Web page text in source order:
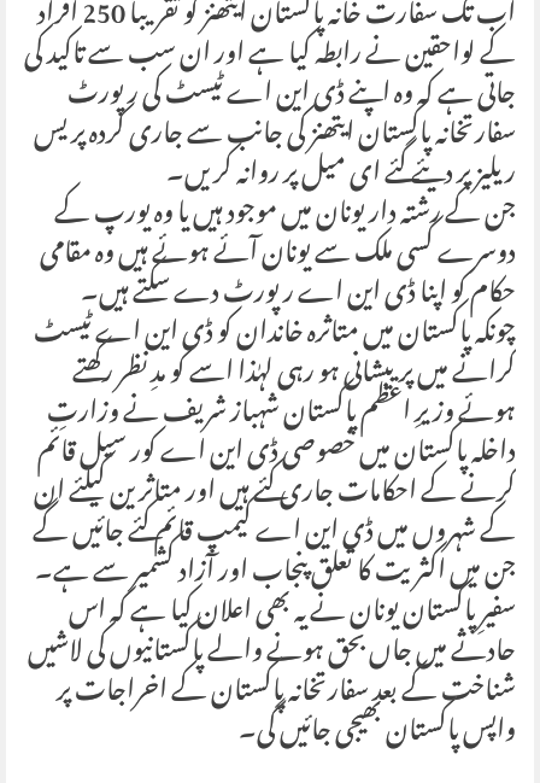
کے لواحقین نے رابطہ کیا ہے اور ان سب سے تاکید کی
جاتی ہے کہ وہ اپنے ڈی این اے ٹیسٹ کی رپورٹ
سفارتخانہ پاکستان ایتھنز کی جانب سے جاری کردہ پریس
ریلیز پر دیئے گئے ای میل پر روانہ کریں۔
جن کے رشتہ دار یونان میں موجود ہیں یا وہ یورپ کے
دوسرے کسی ملک سے یونان آئے ہوئے ہیں وہ مقامی
حکام کو اپنا ڈی این اے رپورٹ دے سکتے ہیں۔
چونکہ پاکستان میں متاثرہ خاندان کو ڈی این اے ٹیسٹ
کرانے میں پرییشانی ہو رہی لہٰذا اسے کو مدِ نظر رکھتے
ہوئے وزیرِ اعظم پاکستان شہباز شریف نے وزارتِ
داخلہ پاکستان میں خصوصی ڈی این اے کور سیل قائم
کرنے کے احکامات جاری کئے ہیں اور متاثرین کیلئے ان
کے شہروں میں ڈی این اے کیمپ قائم کئے جائیں گے
جن میں اکثریت کا تعلق پنجاب اور آزاد کشمیر سے ہے۔
سفیرِ پاکستان یونان نے یہ بھی اعلان کیا ہے کہ اس
حادثے میں جاں بحق ہونے والے پاکستانیوں کی لاشیں
شناخت کے بعد سفارتخانہ پاکستان کے اخراجات پر
واپس پاکستان بھیجی جائیں گی۔